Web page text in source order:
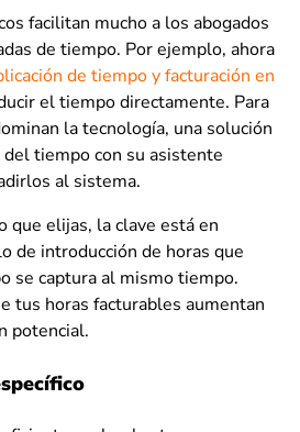
facilitan mucho a los abogados
de tiempo. Por ejemplo, ahora
de tiempo y facturación en
el tiempo directamente. Para
la tecnología, una solución
tiempo con su asistente
al sistema.
que elijas, la clave está en
de introducción de horas que
se captura al mismo tiempo.
tus horas facturables aumentan
potencial.